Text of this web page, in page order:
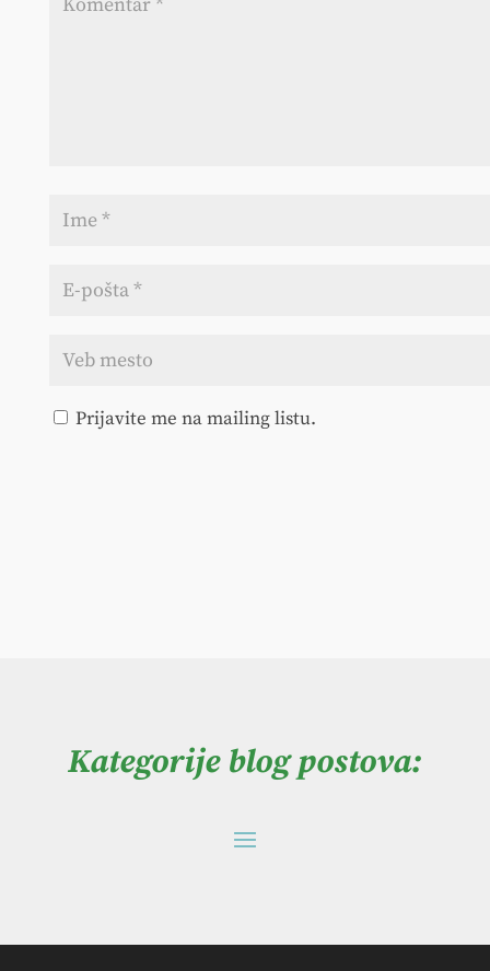
Prijavite me na mailing listu.
Kategorije blog postova: